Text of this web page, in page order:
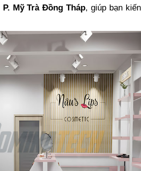
P. Mỹ Trà Đồng Tháp, giúp bạn